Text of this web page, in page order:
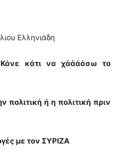
Ελληνιάδη
κάτι να χάάάάσω το
πολιτική ή η πολιτική πριν
με τον ΣΥΡΙΖΑ